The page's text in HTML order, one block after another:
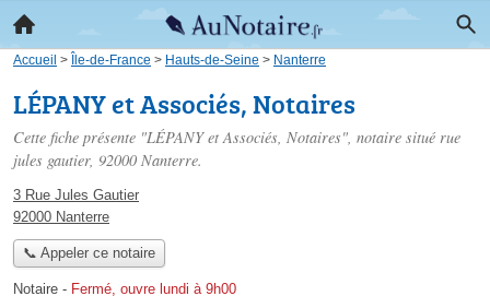
Accueil > Île-de-France > Hauts-de-Seine > Nanterre
LÉPANY et Associés, Notaires
Cette fiche présente "LÉPANY et Associés, Notaires", notaire situé rue
jules gautier, 92000 Nanterre.
3 Rue Jules Gautier
92000 Nanterre
📞 Appeler ce notaire
Notaire - Fermé, ouvre lundi à 9h00